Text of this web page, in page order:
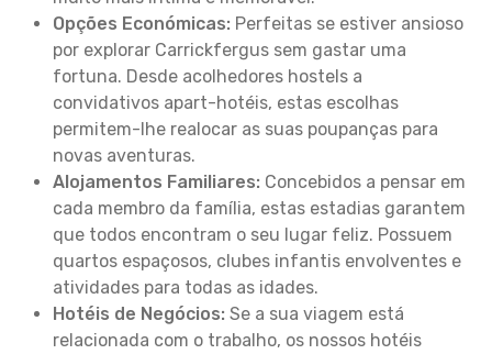
Opções Económicas: Perfeitas se estiver ansioso
por explorar Carrickfergus sem gastar uma
fortuna. Desde acolhedores hostels a
convidativos apart-hotéis, estas escolhas
permitem-lhe realocar as suas poupanças para
novas aventuras.
Alojamentos Familiares: Concebidos a pensar em
cada membro da família, estas estadias garantem
que todos encontram o seu lugar feliz. Possuem
quartos espaçosos, clubes infantis envolventes e
atividades para todas as idades.
Hotéis de Negócios: Se a sua viagem está
relacionada com o trabalho, os nossos hotéis